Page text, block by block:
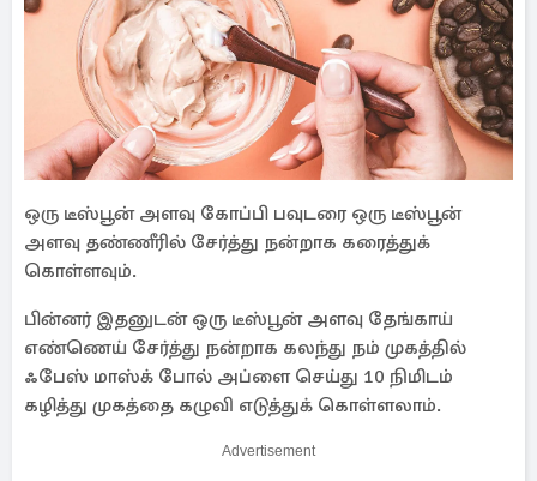
ஒரு டீஸ்பூன் அளவு கோப்பி பவுடரை ஒரு டீஸ்பூன்
அளவு தண்ணீரில் சேர்த்து நன்றாக கரைத்துக்
கொள்ளவும்.
பின்னர் இதனுடன் ஒரு டீஸ்பூன் அளவு தேங்காய்
எண்ணெய் சேர்த்து நன்றாக கலந்து நம் முகத்தில்
ஃபேஸ் மாஸ்க் போல் அப்ளை செய்து 10 நிமிடம்
கழித்து முகத்தை கழுவி எடுத்துக் கொள்ளலாம்.
Advertisement